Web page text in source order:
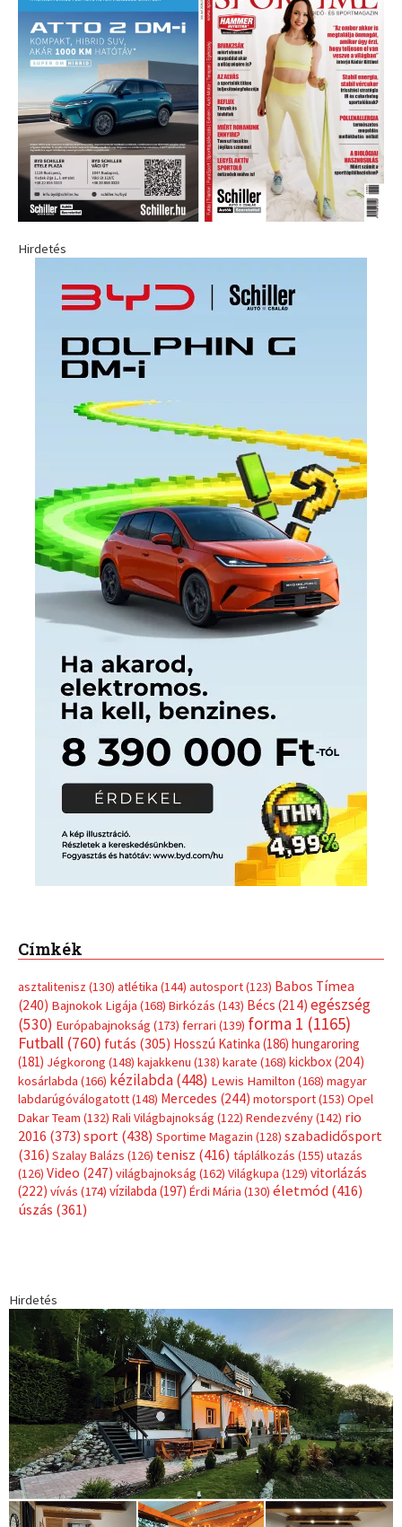
Hirdetés
Címkék
asztalitenisz (130) atlétika (144) autosport(123) Babos Tímea
(240) Bajnokok Ligája (168) Birkózás (143) Bécs (214) egészség
(530) Európabajnokság (173) ferrari (139) forma 1 (1165)
Futball (760) futás (305) Hosszú Katinka (186) hungaroring
(181) Jégkorong (148) kajakkenu (138) karate (168) kickbox(204)
kosárlabda (166) kézilabda(448) Lewis Hamilton (168) magyar
labdarúgóválogatott(148) Mercedes (244) motorsport(153) Opel
Dakar Team (132) Rali Világbajnokság (122) Rendezvény(142) rio
2016 (373) sport(438) Sportime Magazin (128) szabadidősport
(316) Szalay Balázs (126) tenisz (416) táplálkozás (155) utazás
(126) Video (247) világbajnokság (162) Világkupa (129) vitorlázás
(222) vívás (174) vízilabda (197) Érdi Mária (130) életmód(416)
úszás (361)
Hirdetés